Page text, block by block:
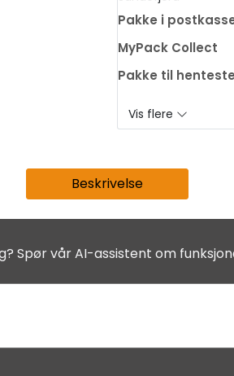
Pakke i
MyPack Collect
Pakke til
Vis flere
Beskrivelse
Spør vår AI-assistent om